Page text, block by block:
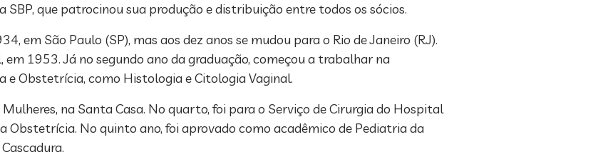
que patrocinou sua produção e distribuição entre todos os sócios.
em São Paulo (SP), mas aos dez anos se mudou para o Rio de Janeiro (RJ).
1953. Já no segundo ano da graduação, começou a trabalhar na
e Obstetrícia, como Histologia e Citologia Vaginal.
na Santa Casa. No quarto, foi para o Serviço de Cirurgia do Hospital
Obstetrícia. No quinto ano, foi aprovado como acadêmico de Pediatria da